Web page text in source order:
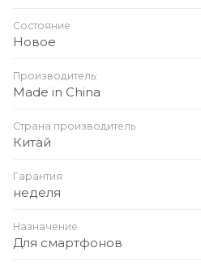
Состояние
Новое
Производитель:
Made in China
Страна производитель
Китай
Гарантия
неделя
Назначение
Для смартфонов